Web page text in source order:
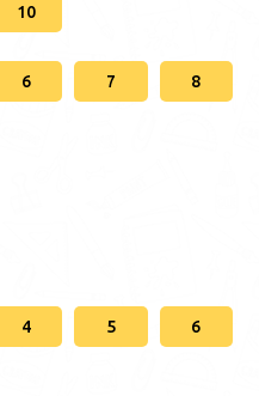
10
6 7 8
4 5 6